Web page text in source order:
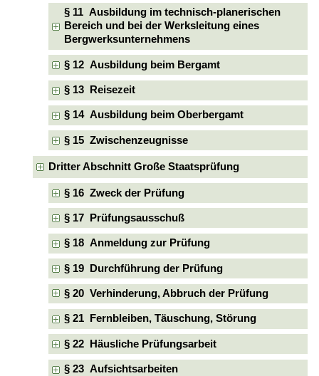
§ 11 Ausbildung im technisch-planerischen
Bereich und bei der Werksleitung eines
Bergwerksunternehmens
§ 12 Ausbildung beim Bergamt
§ 13 Reisezeit
§ 14 Ausbildung beim Oberbergamt
§ 15 Zwischenzeugnisse
Dritter Abschnitt Große Staatsprüfung
§ 16 Zweck der Prüfung
§ 17 Prüfungsausschuß
§ 18 Anmeldung zur Prüfung
§ 19 Durchführung der Prüfung
§ 20 Verhinderung, Abbruch der Prüfung
§ 21 Fernbleiben, Täuschung, Störung
§ 22 Häusliche Prüfungsarbeit
§ 23 Aufsichtsarbeiten